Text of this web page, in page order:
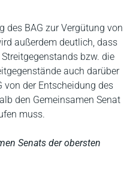
des BAG zur Vergütung von
außerdem deutlich, dass
bzw. die
auch darüber
von der Entscheidung des
den Gemeinsamen Senat
muss.
Senats der obersten